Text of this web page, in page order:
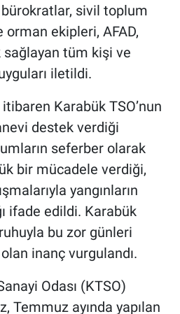
sivil toplum
orman ekipleri, AFAD,
tüm kişi ve
iletildi.
itibaren Karabük TSO’nun
destek verdiği
seferber olarak
bir mücadele verdiği,
yangınların
ifade edildi. Karabük
bu zor günleri
inanç vurgulandı.
Odası (KTSO)
Temmuz ayında yapılan